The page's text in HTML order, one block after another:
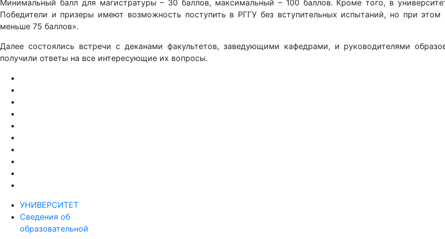
Минимальный балл для магистратуры – 30 баллов, максимальный – 100 баллов. Кроме того, в
Победители и призеры имеют возможность поступить в РГГУ без вступительных испытаний, но при
меньше 75 баллов».
Далее состоялись встречи с деканами факультетов, заведующими кафедрами, и руководителями
получили ответы на все интересующие их вопросы.
УНИВЕРСИТЕТ
Сведения об
образовательной